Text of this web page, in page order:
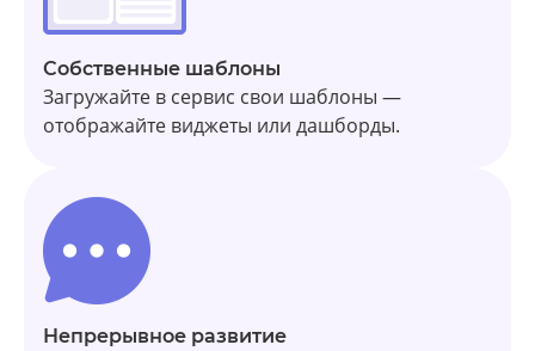
Собственные шаблоны
Загружайте в сервис свои шаблоны —
отображайте виджеты или дашборды.
Непрерывное развитие